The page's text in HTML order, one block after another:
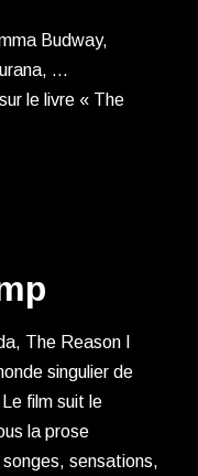
Budway,
…
le livre « The
The Reason I
singulier de
film suit le
la prose
songes, sensations,